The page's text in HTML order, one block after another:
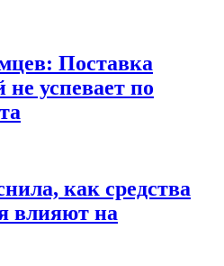
Поставка
не успевает по
как средства
влияют на